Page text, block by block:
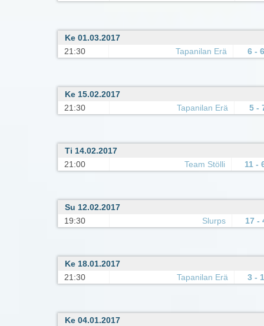
Ke 01.03.2017
21:30
Tapanilan Erä 6 - 6
Ke 15.02.2017
21:30
Tapanilan Erä 5 -
Ti 14.02.2017
21:00
Team Stölli 11 -
Su 12.02.2017
19:30
Slurps 17 -
Ke 18.01.2017
21:30
Tapanilan Erä 3 -
Ke 04.01.2017